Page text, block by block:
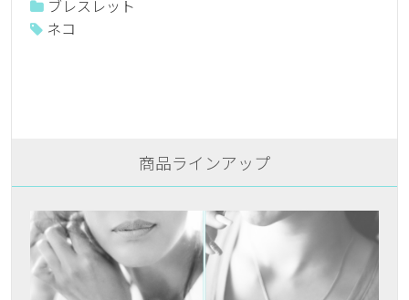
ブレスレット
ネコ
商品ラインアップ